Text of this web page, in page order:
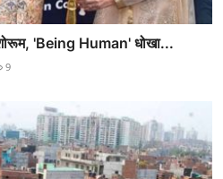
'Being Human' धोखा...
9